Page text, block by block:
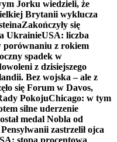
Jorku wiedzieli, że
Brytanii wyklucza
Zakończyły się
UkrainieUSA: liczba
porównaniu z rokiem
spadek w
z dzisiejszego
Bez wojska – ale z
się Forum w Davos,
PokojuChicago: w tym
silne uderzenie
medal Nobla od
zastrzelił ojca
stopa procentowa